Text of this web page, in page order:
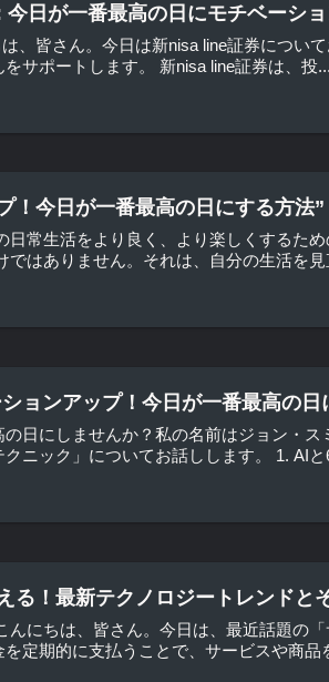
日が一番最高の日にモチベーシ
、皆さん。今日は新nisa line証券につい
サポートします。 新nisa line証券は、投...
！今日が一番最高の日にする方法”
日常生活をより良く、より楽しくするた
ではありません。それは、自分の生活を
ョンアップ！今日が一番最高の日
日にしませんか？私の名前はジョン・
ニック」についてお話しします。 1. AI
る！最新テクノロジートレンドと
んにちは、皆さん。今日は、最近話題の
定期的に支払うことで、サービスや商